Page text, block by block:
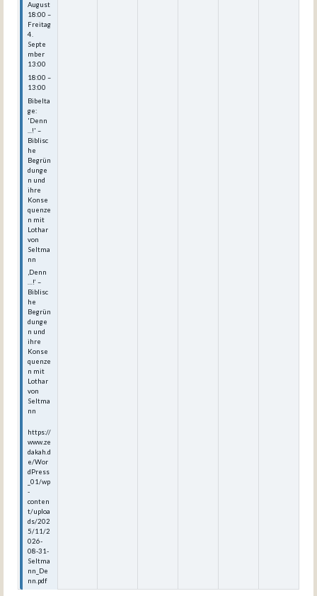
August
18:00 –
Freitag
4.
Septe
mber
13:00
18:00 –
13:00
Bibelta
ge:
'Denn
...!' –
Biblisc
he
Begrün
dunge
n und
ihre
Konse
quenze
n mit
Lothar
von
Seltma
nn
‚Denn
…!‘ –
Biblisc
he
Begrün
dunge
n und
ihre
Konse
quenze
n mit
Lothar
von
Seltma
nn
https://
www.ze
dakah.d
e/Wor
dPress
_01/wp
-
conten
t/uploa
ds/202
5/11/2
026-
08-31-
Seltma
nn_De
nn.pdf